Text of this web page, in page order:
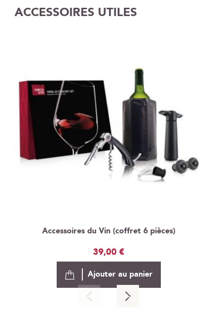
ACCESSOIRES UTILES
Accessoires du Vin (coffret 6 pièces)
39,00 €
Ajouter au panier